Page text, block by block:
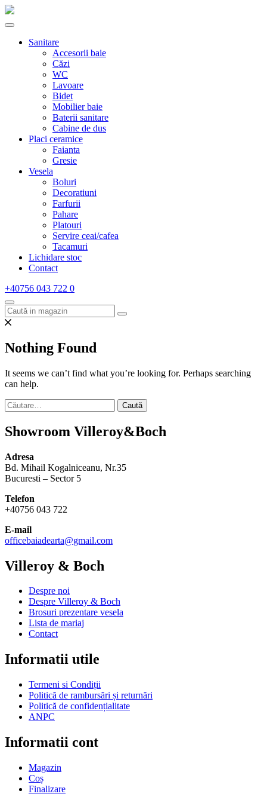
Sanitare
Accesorii baie
Căzi
WC
Lavoare
Bidet
Mobilier baie
Baterii sanitare
Cabine de dus
Placi ceramice
Faianta
Gresie
Vesela
Boluri
Decoratiuni
Farfurii
Pahare
Platouri
Servire ceai/cafea
Tacamuri
Lichidare stoc
Contact
+40756 043 722 0
Nothing Found
It seems we can’t find what you’re looking for. Perhaps searching
can help.
Caută
după:
Showroom Villeroy&Boch
Adresa
Bd. Mihail Kogalniceanu, Nr.35
Bucuresti – Sector 5
Telefon
+40756 043 722
E-mail
officebaiadearta@gmail.com
Villeroy & Boch
Despre noi
Despre Villeroy & Boch
Brosuri prezentare vesela
Lista de mariaj
Contact
Informatii utile
Termeni si Condiții
Politică de rambursări și returnări
Politică de confidențialitate
ANPC
Informatii cont
Magazin
Coș
Finalizare